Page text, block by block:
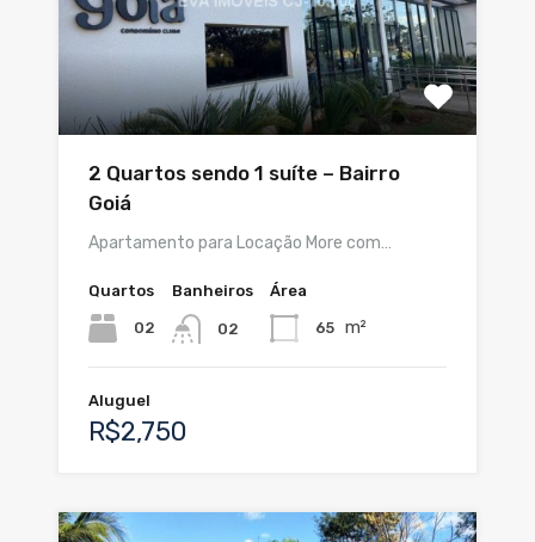
2 Quartos sendo 1 suíte – Bairro
Goiá
Apartamento para Locação More com…
Quartos
02
Banheiros
02
Área
65 m²
Aluguel
R$2,750